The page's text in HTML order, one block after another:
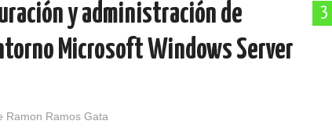
3
y administración de
Microsoft Windows Server
Ramon Ramos Gata